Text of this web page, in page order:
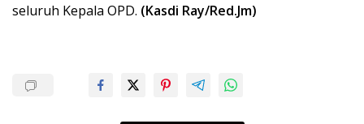
seluruh Kepala OPD. (Kasdi Ray/Red.Jm)